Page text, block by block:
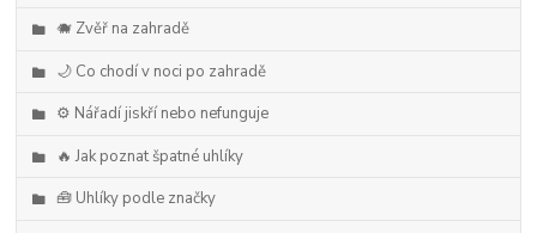
🐗 Zvěř na zahradě
🌙 Co chodí v noci po zahradě
⚙️ Nářadí jiskří nebo nefunguje
🔥 Jak poznat špatné uhlíky
🧰 Uhlíky podle značky